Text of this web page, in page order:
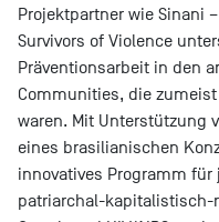
Projektpartner wie Sinani
Survivors of Violence
Präventionsarbeit in den
Communities, die
waren. Mit Unterstützung
eines brasilianischen
innovatives Programm
patriarchal-kapitalistisch-